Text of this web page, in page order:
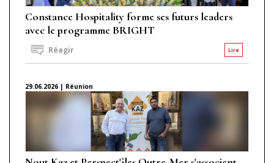
Constance Hospitality forme ses futurs leaders
avec le programme BRIGHT
Lire
Réagir
29.06.2026 | Réunion